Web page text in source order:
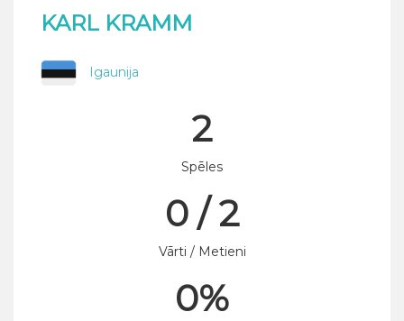
KARL KRAMM
Igaunija
2
Spēles
0 / 2
Vārti / Metieni
0%